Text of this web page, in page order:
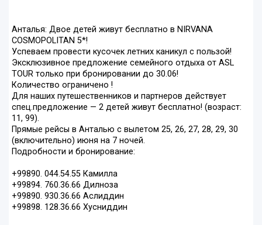
Анталья: Двое детей живут бесплатно в NIRVANA
COSMOPOLITAN 5*!
Успеваем провести кусочек летних каникул с пользой!
Эксклюзивное предложение семейного отдыха от ASL
TOUR только при бронировании до 30.06!
Количество ограничено !
Для наших путешественников и партнеров действует
спец.предложение — 2 детей живут бесплатно! (возраст:
11, 99).
Прямые рейсы в Анталью с вылетом 25, 26, 27, 28, 29, 30
(включительно) июня на 7 ночей.
Подробности и бронирование:
+99890. 044.54.55 Камилла
+99894. 760.36.66 Дилноза
+99890. 930.36.66 Аслиддин
+99898. 128.36.66 Хусниддин